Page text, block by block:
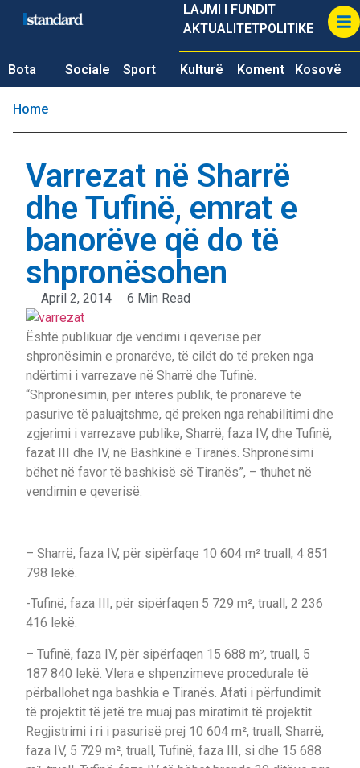
LAJMI I FUNDIT
AKTUALITETPOLITIKE
Bota Sociale Sport Kulturë Koment Kosovë
Home
Varrezat në Sharrë
dhe Tufinë, emrat e
banorëve që do të
shpronësohen
April 2, 2014 6 Min Read
Është publikuar dje vendimi i qeverisë për
shpronësimin e pronarëve, të cilët do të preken nga
ndërtimi i varrezave në Sharrë dhe Tufinë.
“Shpronësimin, për interes publik, të pronarëve të
pasurive të paluajtshme, që preken nga rehabilitimi dhe
zgjerimi i varrezave publike, Sharrë, faza IV, dhe Tufinë,
fazat III dhe IV, në Bashkinë e Tiranës. Shpronësimi
bëhet në favor të bashkisë së Tiranës”, – thuhet në
vendimin e qeverisë.
– Sharrë, faza IV, për sipërfaqe 10 604 m² truall, 4 851
798 lekë.
-Tufinë, faza III, për sipërfaqen 5 729 m², truall, 2 236
416 lekë.
– Tufinë, faza IV, për sipërfaqen 15 688 m², truall, 5
187 840 lekë. Vlera e shpenzimeve procedurale të
përballohet nga bashkia e Tiranës. Afati i përfundimit
të projektit të jetë tre muaj pas miratimit të projektit.
Regjistrimi i ri i pasurisë prej 10 604 m², truall, Sharrë,
faza IV, 5 729 m², truall, Tufinë, faza III, si dhe 15 688